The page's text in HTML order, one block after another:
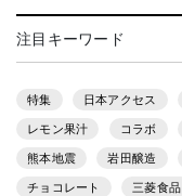
注目キーワード
特集 日本アクセス
レモン果汁 コラボ
熊本地震 岩田醸造
チョコレート 三菱食品